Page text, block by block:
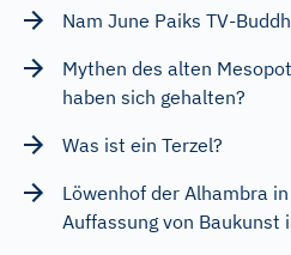
Nam June Paiks TV-
Mythen des alten
haben sich gehalten?
Was ist ein Terzel?
Löwenhof der Alhambra
Auffassung von Baukunst